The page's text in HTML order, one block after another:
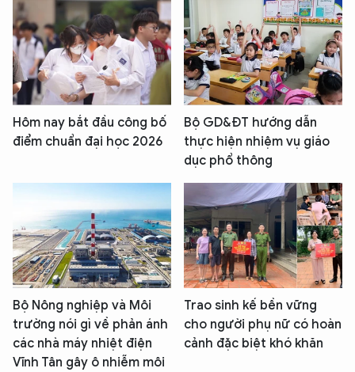
Hôm nay bắt đầu công bố
điểm chuẩn đại học 2026
Bộ GD&ĐT hướng dẫn
thực hiện nhiệm vụ giáo
dục phổ thông
Bộ Nông nghiệp và Môi
trường nói gì về phản ánh
các nhà máy nhiệt điện
Vĩnh Tân gây ô nhiễm môi
Trao sinh kế bền vững
cho người phụ nữ có hoàn
cảnh đặc biệt khó khăn